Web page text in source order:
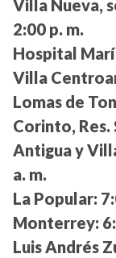
Villa Nueva,
2:00 p. m.
Hospital
Villa
Lomas de
Corinto, Res.
Antigua y
a. m.
La Popular:
Monterrey:
Luis Andrés